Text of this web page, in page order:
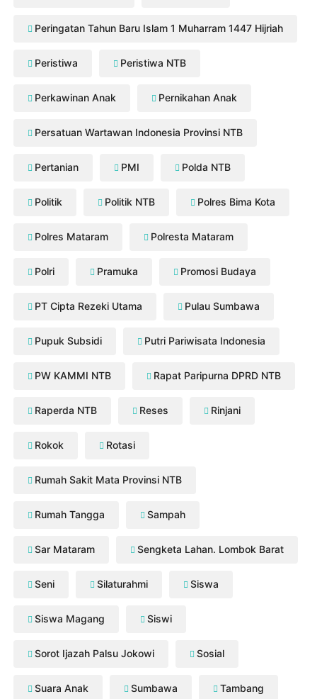
Peringatan Tahun Baru Islam 1 Muharram 1447 Hijriah
Peristiwa Peristiwa NTB
Perkawinan Anak Pernikahan Anak
Persatuan Wartawan Indonesia Provinsi NTB
Pertanian PMI Polda NTB
Politik Politik NTB Polres Bima Kota
Polres Mataram Polresta Mataram
Polri Pramuka Promosi Budaya
PT Cipta Rezeki Utama Pulau Sumbawa
Pupuk Subsidi Putri Pariwisata Indonesia
PW KAMMI NTB Rapat Paripurna DPRD NTB
Raperda NTB Reses Rinjani
Rokok Rotasi
Rumah Sakit Mata Provinsi NTB
Rumah Tangga Sampah
Sar Mataram Sengketa Lahan. Lombok Barat
Seni Silaturahmi Siswa
Siswa Magang Siswi
Sorot Ijazah Palsu Jokowi Sosial
Suara Anak Sumbawa Tambang